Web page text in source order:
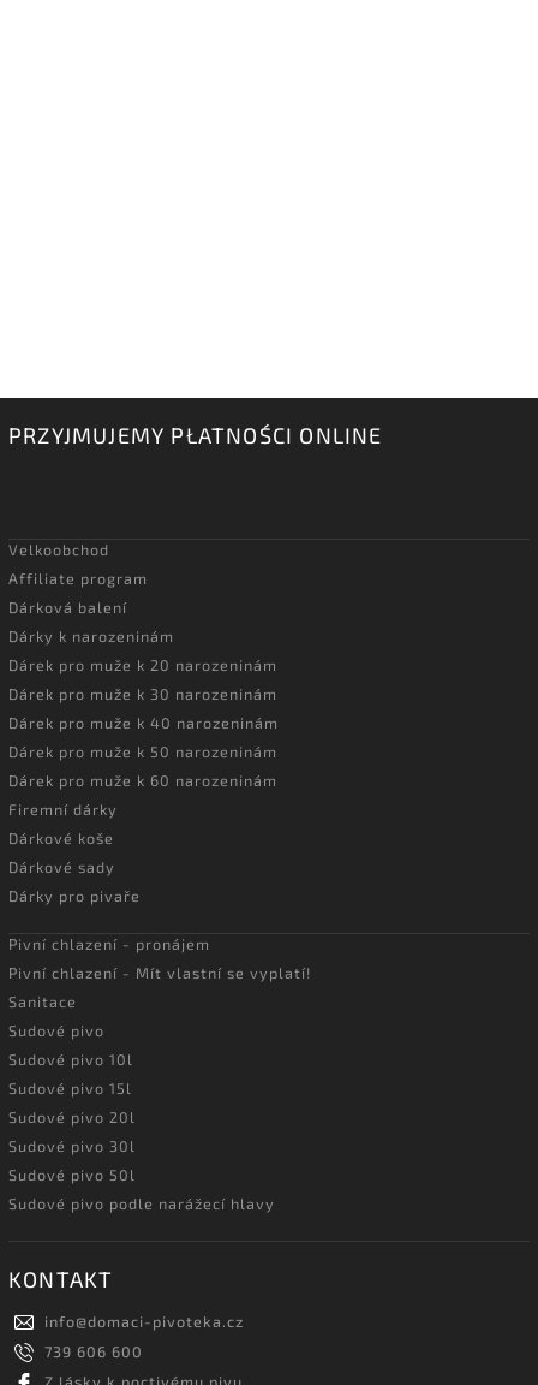
PRZYJMUJEMY PŁATNOŚCI ONLINE
Velkoobchod
Affiliate program
Dárková balení
Dárky k narozeninám
Dárek pro muže k 20 narozeninám
Dárek pro muže k 30 narozeninám
Dárek pro muže k 40 narozeninám
Dárek pro muže k 50 narozeninám
Dárek pro muže k 60 narozeninám
Firemní dárky
Dárkové koše
Dárkové sady
Dárky pro pivaře
Pivní chlazení - pronájem
Pivní chlazení - Mít vlastní se vyplatí!
Sanitace
Sudové pivo
Sudové pivo 10l
Sudové pivo 15l
Sudové pivo 20l
Sudové pivo 30l
Sudové pivo 50l
Sudové pivo podle narážecí hlavy
KONTAKT
info@domaci-pivoteka.cz
739 606 600